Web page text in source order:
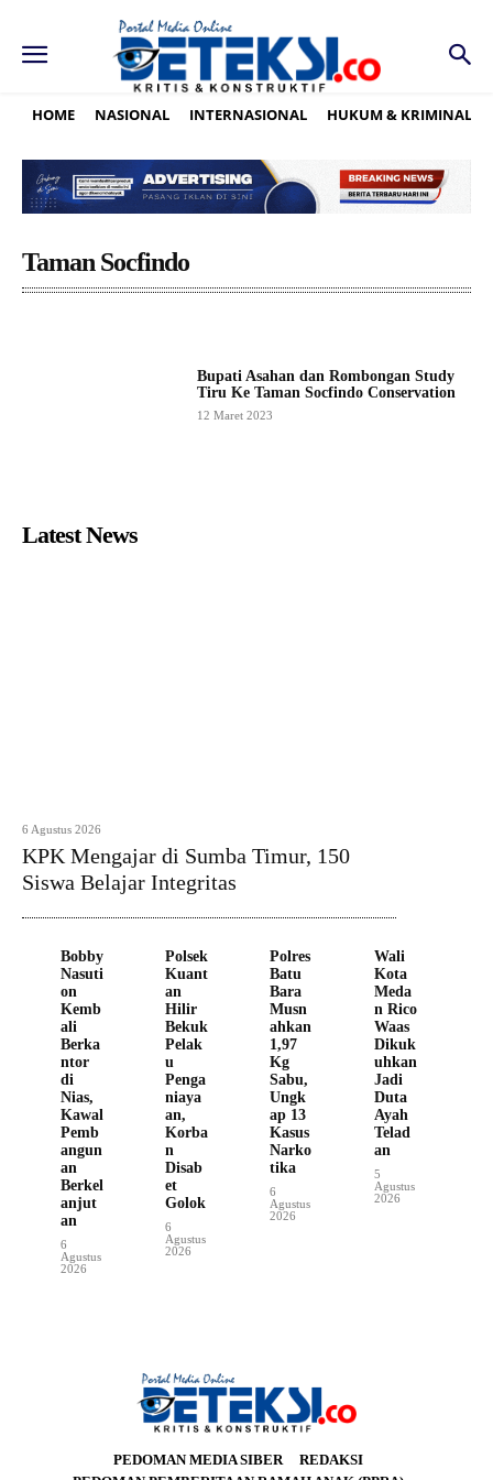
HOME NASIONAL INTERNASIONAL HUKUM & KRIMINAL
Taman Socfindo
Bupati Asahan dan Rombongan Study
Tiru Ke Taman Socfindo Conservation
12 Maret 2023
Latest News
6 Agustus 2026
KPK Mengajar di Sumba Timur, 150
Siswa Belajar Integritas
Bobby
Nasuti
on
Kemb
ali
Berka
ntor
di
Nias,
Kawal
Pemb
angun
an
Berkel
anjut
an
6
Agustus
2026
Polsek
Kuant
an
Hilir
Bekuk
Pelak
u
Penga
niaya
an,
Korba
n
Disab
et
Golok
6
Agustus
2026
Polres
Batu
Bara
Musn
ahkan
1,97
Kg
Sabu,
Ungk
ap 13
Kasus
Narko
tika
6
Agustus
2026
Wali
Kota
Meda
n Rico
Waas
Dikuk
uhkan
Jadi
Duta
Ayah
Telad
an
5
Agustus
2026
PEDOMAN MEDIA SIBER
REDAKSI